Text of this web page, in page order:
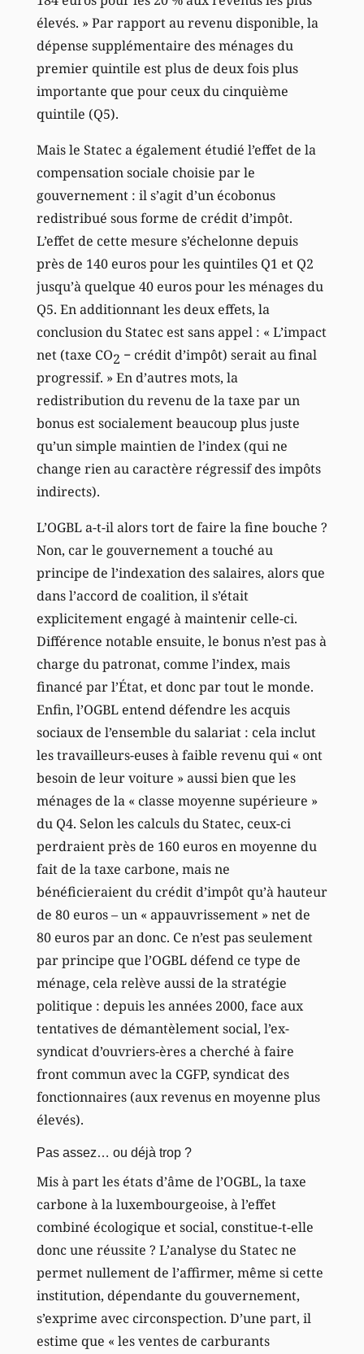
élevés. » Par rapport au revenu disponible, la
dépense supplémentaire des ménages du
premier quintile est plus de deux fois plus
importante que pour ceux du cinquième
quintile (Q5).
Mais le Statec a également étudié l’effet de la
compensation sociale choisie par le
gouvernement : il s’agit d’un écobonus
redistribué sous forme de crédit d’impôt.
L’effet de cette mesure s’échelonne depuis
près de 140 euros pour les quintiles Q1 et Q2
jusqu’à quelque 40 euros pour les ménages du
Q5. En additionnant les deux effets, la
conclusion du Statec est sans appel : « L’impact
net (taxe CO2 − crédit d’impôt) serait au final
progressif. » En d’autres mots, la
redistribution du revenu de la taxe par un
bonus est socialement beaucoup plus juste
qu’un simple maintien de l’index (qui ne
change rien au caractère régressif des impôts
indirects).
L’OGBL a-t-il alors tort de faire la fine bouche ?
Non, car le gouvernement a touché au
principe de l’indexation des salaires, alors que
dans l’accord de coalition, il s’était
explicitement engagé à maintenir celle-ci.
Différence notable ensuite, le bonus n’est pas à
charge du patronat, comme l’index, mais
financé par l’État, et donc par tout le monde.
Enfin, l’OGBL entend défendre les acquis
sociaux de l’ensemble du salariat : cela inclut
les travailleurs-euses à faible revenu qui « ont
besoin de leur voiture » aussi bien que les
ménages de la « classe moyenne supérieure »
du Q4. Selon les calculs du Statec, ceux-ci
perdraient près de 160 euros en moyenne du
fait de la taxe carbone, mais ne
bénéficieraient du crédit d’impôt qu’à hauteur
de 80 euros – un « appauvrissement » net de
80 euros par an donc. Ce n’est pas seulement
par principe que l’OGBL défend ce type de
ménage, cela relève aussi de la stratégie
politique : depuis les années 2000, face aux
tentatives de démantèlement social, l’ex-
syndicat d’ouvriers-ères a cherché à faire
front commun avec la CGFP, syndicat des
fonctionnaires (aux revenus en moyenne plus
élevés).
Pas assez… ou déjà trop ?
Mis à part les états d’âme de l’OGBL, la taxe
carbone à la luxembourgeoise, à l’effet
combiné écologique et social, constitue-t-elle
donc une réussite ? L’analyse du Statec ne
permet nullement de l’affirmer, même si cette
institution, dépendante du gouvernement,
s’exprime avec circonspection. D’une part, il
estime que « les ventes de carburants